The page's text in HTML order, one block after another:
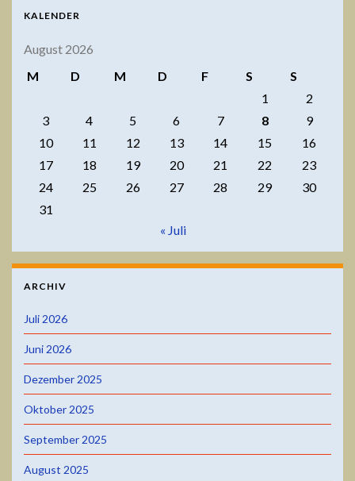
KALENDER
August 2026
M
D M D F S
S
1
2
3
4 5 6 7 8
9
10
11 12 13 14 15
16
17
18 19 20 21 22
23
24
25 26 27 28 29
30
31
« Juli
ARCHIV
Juli 2026
Juni 2026
Dezember 2025
Oktober 2025
September 2025
August 2025